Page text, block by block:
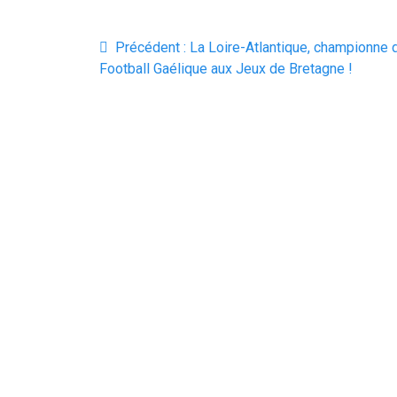
Navigation
de
Précédent : Article
précédent
La Loire-Atlantique, championne
Football Gaélique aux Jeux de Bretagne !